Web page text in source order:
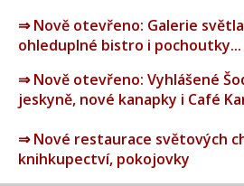
⇒ Nově otevřeno: Galerie
ohleduplné bistro i pochoutky...
⇒ Nově otevřeno: Vyhlášené
jeskyně, nové kanapky i Café
⇒ Nové restaurace světových
knihkupectví, pokojovky